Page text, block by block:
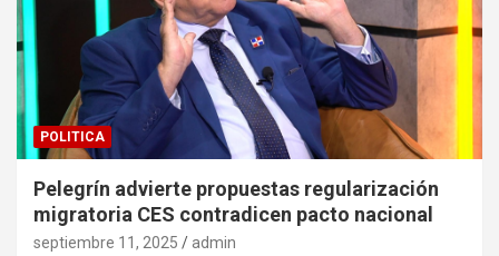
POLITICA
Pelegrín advierte propuestas regularización
migratoria CES contradicen pacto nacional
septiembre 11, 2025 admin